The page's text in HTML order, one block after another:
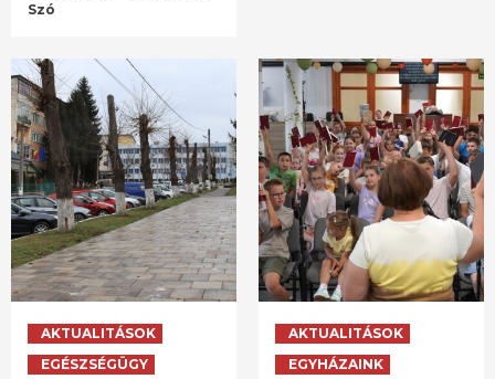
Szó
AKTUALITÁSOK
EGÉSZSÉGÜGY
AKTUALITÁSOK
EGYHÁZAINK